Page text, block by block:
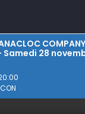
Samedi 28